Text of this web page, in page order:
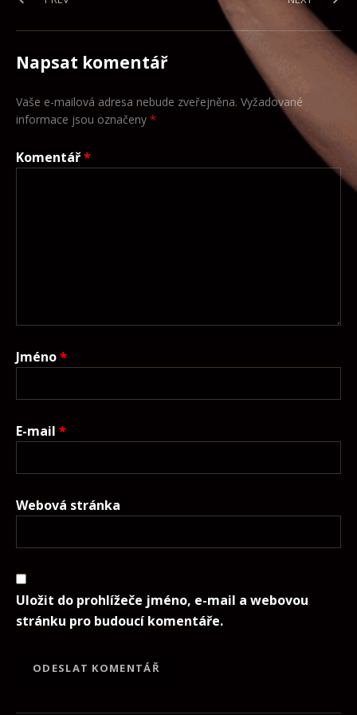
Napsat komentář
Vaše e-mailová adresa nebude zveřejněna. Vyžadované
informace jsou označeny *
Komentář*
Jméno*
E-mail *
Webová stránka
Uložit do prohlížeče jméno, e-mail a webovou
stránku pro budoucí komentáře.